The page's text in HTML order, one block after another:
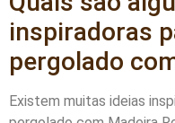
inspiradoras
pergolado
Existem muitas ideias